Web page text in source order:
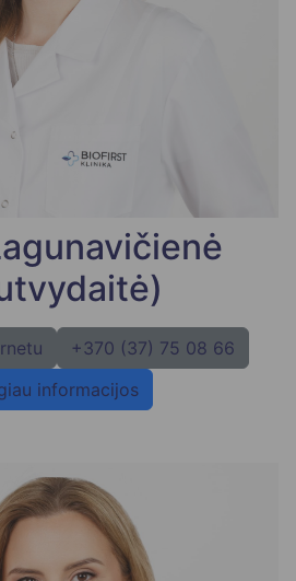
+370 (37) 75 08 66
informacijos